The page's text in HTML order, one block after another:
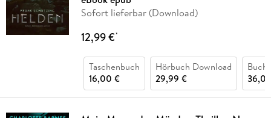
Sofort lieferbar (Download)
12,99 €*
Taschenbuch
16,00 €
Hörbuch Download
29,99 €
Buch